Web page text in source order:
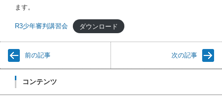
ます。
R3少年審判講習会 ダウンロード
前の記事 次の記事
コンテンツ